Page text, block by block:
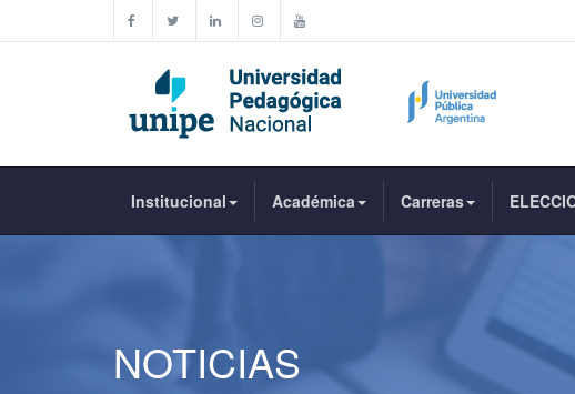
Institucional Académica Carreras
NOTICIAS